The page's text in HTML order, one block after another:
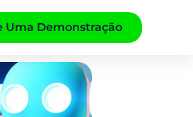
Uma Demonstração